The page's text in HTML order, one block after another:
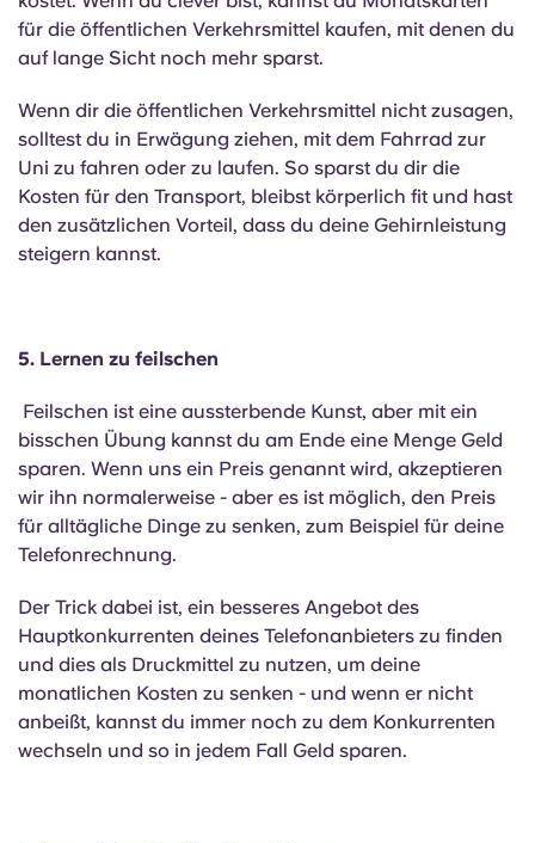
für die öffentlichen Verkehrsmittel kaufen, mit denen du
auf lange Sicht noch mehr sparst.
Wenn dir die öffentlichen Verkehrsmittel nicht zusagen,
solltest du in Erwägung ziehen, mit dem Fahrrad zur
Uni zu fahren oder zu laufen. So sparst du dir die
Kosten für den Transport, bleibst körperlich fit und hast
den zusätzlichen Vorteil, dass du deine Gehirnleistung
steigern kannst.
5. Lernen zu feilschen
Feilschen ist eine aussterbende Kunst, aber mit ein
bisschen Übung kannst du am Ende eine Menge Geld
sparen. Wenn uns ein Preis genannt wird, akzeptieren
wir ihn normalerweise - aber es ist möglich, den Preis
für alltägliche Dinge zu senken, zum Beispiel für deine
Telefonrechnung.
Der Trick dabei ist, ein besseres Angebot des
Hauptkonkurrenten deines Telefonanbieters zu finden
und dies als Druckmittel zu nutzen, um deine
monatlichen Kosten zu senken - und wenn er nicht
anbeißt, kannst du immer noch zu dem Konkurrenten
wechseln und so in jedem Fall Geld sparen.